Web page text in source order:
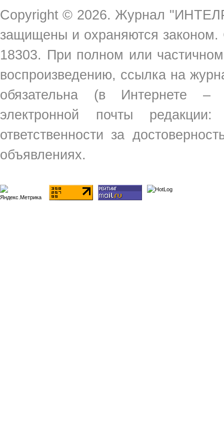
Copyright © 2026. Журнал
защищены и охраняются
18303. При полном или
воспроизведению, ссылка на
обязательна (в Интернете
электронной почты
ответственности за
объявлениях.